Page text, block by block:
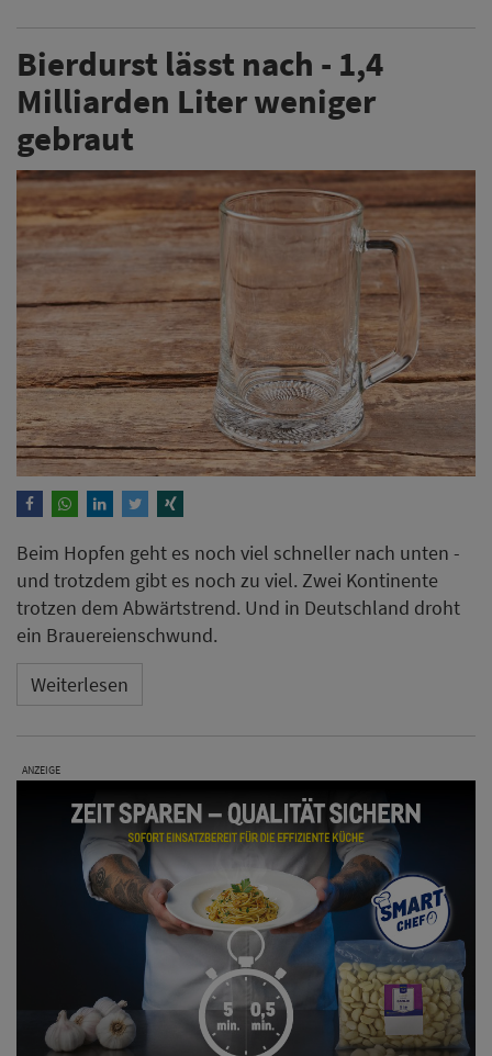
Bierdurst lässt nach - 1,4
Milliarden Liter weniger
gebraut
Beim Hopfen geht es noch viel schneller nach unten -
und trotzdem gibt es noch zu viel. Zwei Kontinente
trotzen dem Abwärtstrend. Und in Deutschland droht
ein Brauereienschwund.
Weiterlesen
ANZEIGE